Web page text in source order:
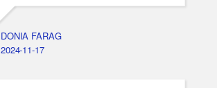
DONIA FARAG
2024-11-17